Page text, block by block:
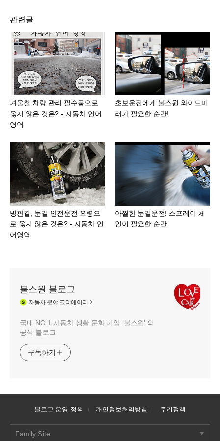
관련글
겨울철 차량 관리 필수품으로
옳지 않은 것은? - 자동차 언어
영역
초보운전에게 불스원 와이드미
러가 필요한 순간!
빙판길, 눈길 안전운전 요령으
로 옳지 않은 것은? - 자동차 언
어영역
아찔한 눈길운전! 스프레이 체
인이 필요한 순간
불스원 블로그
자동차분야 크리에이터
국내 NO.1 자동차 생활 문화 기업 ‘불스원’ 의
공식 블로그
구독하기
블로그 운영 정책 개인정보처리방침 쿠키정책
Family Site